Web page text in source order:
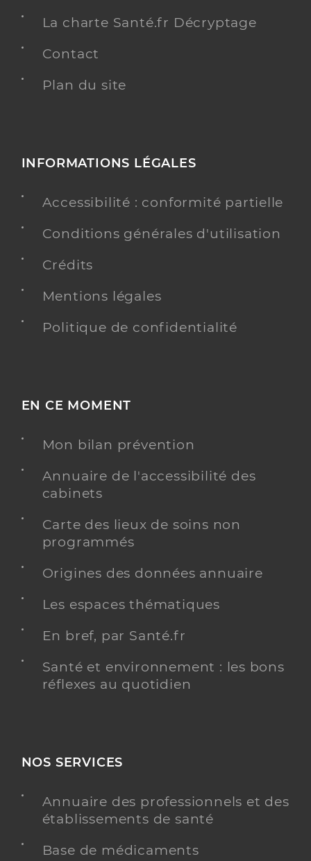
La charte Santé.fr Décryptage
Contact
Plan du site
INFORMATIONS LÉGALES
Accessibilité : conformité partielle
Conditions générales d'utilisation
Crédits
Mentions légales
Politique de confidentialité
EN CE MOMENT
Mon bilan prévention
Annuaire de l'accessibilité des
cabinets
Carte des lieux de soins non
programmés
Origines des données annuaire
Les espaces thématiques
En bref, par Santé.fr
Santé et environnement : les bons
réflexes au quotidien
NOS SERVICES
Annuaire des professionnels et des
établissements de santé
Base de médicaments